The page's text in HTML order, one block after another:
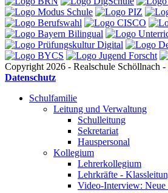
Copyright 2026 - Realschule Schöllnach -
Datenschutz
Schulfamilie
Leitung und Verwaltung
Schulleitung
Sekretariat
Hauspersonal
Kollegium
Lehrerkollegium
Lehrkräfte -
Video-Interview: Neue